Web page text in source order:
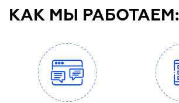
КАК МЫ РАБОТАЕМ: